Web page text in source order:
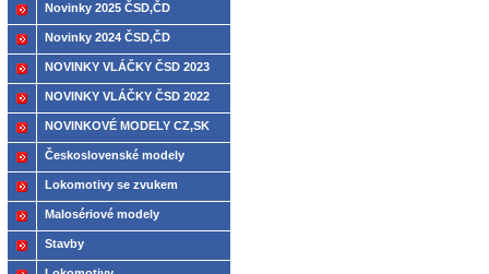
Novinky 2025 ČSD,ČD
Novinky 2024 ČSD,ČD
NOVINKY VLÁČKY ČSD 2023
NOVINKY VLÁČKY ČSD 2022
NOVINKOVÉ MODELY CZ,SK
2021
Československé modely
ČSD,ČD
Lokomotivy se zvukem
Malosériové modely
Stavby